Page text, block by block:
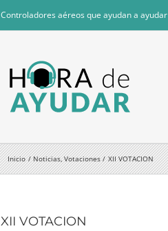
Controladores aéreos que ayudan a ayudar
Inicio Noticias Votaciones XII VOTACION
XII VOTACION